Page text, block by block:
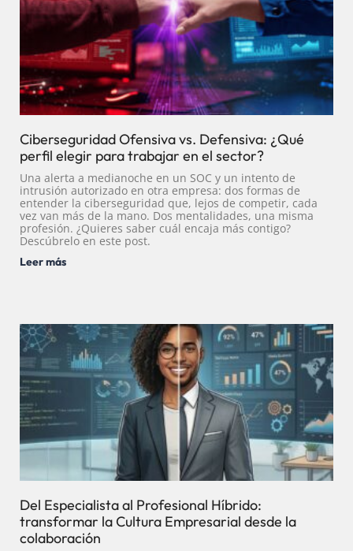
Ciberseguridad Ofensiva vs. Defensiva: ¿Qué
perfil elegir para trabajar en el sector?
Una alerta a medianoche en un SOC y un intento de
intrusión autorizado en otra empresa: dos formas de
entender la ciberseguridad que, lejos de competir, cada
vez van más de la mano. Dos mentalidades, una misma
profesión. ¿Quieres saber cuál encaja más contigo?
Descúbrelo en este post.
Leer más
Del Especialista al Profesional Híbrido:
transformar la Cultura Empresarial desde la
colaboración